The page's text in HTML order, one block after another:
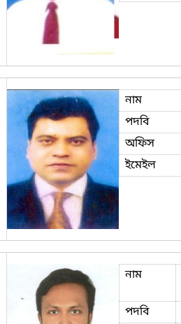
নাম
পদবি
অফিস
ইমেইল
নাম
পদবি